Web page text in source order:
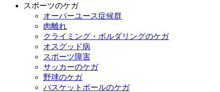
スポーツのケガ
オーバーユース症候群
肉離れ
クライミング・ボルダリングのケガ
オスグッド病
スポーツ障害
サッカーのケガ
野球のケガ
バスケットボールのケガ